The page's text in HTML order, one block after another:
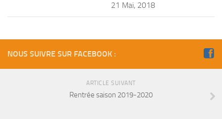
21 Mai, 2018
NOUS SUIVRE SUR FACEBOOK :
ARTICLE SUIVANT
Rentrée saison 2019-2020